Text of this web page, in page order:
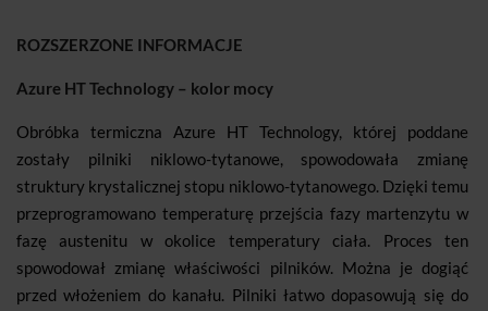
ROZSZERZONE INFORMACJE
Azure HT Technology – kolor mocy
Obróbka termiczna Azure HT Technology, której poddane
zostały pilniki niklowo-tytanowe, spowodowała zmianę
struktury krystalicznej stopu niklowo-tytanowego. Dzięki temu
przeprogramowano temperaturę przejścia fazy martenzytu w
fazę austenitu w okolice temperatury ciała. Proces ten
spowodował zmianę właściwości pilników. Można je dogiąć
przed włożeniem do kanału. Pilniki łatwo dopasowują się do